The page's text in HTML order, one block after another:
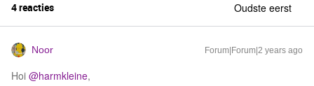
4 reacties Oudste eerst
Noor Forum|Forum|2 years ago
Hoi @harmkleine,